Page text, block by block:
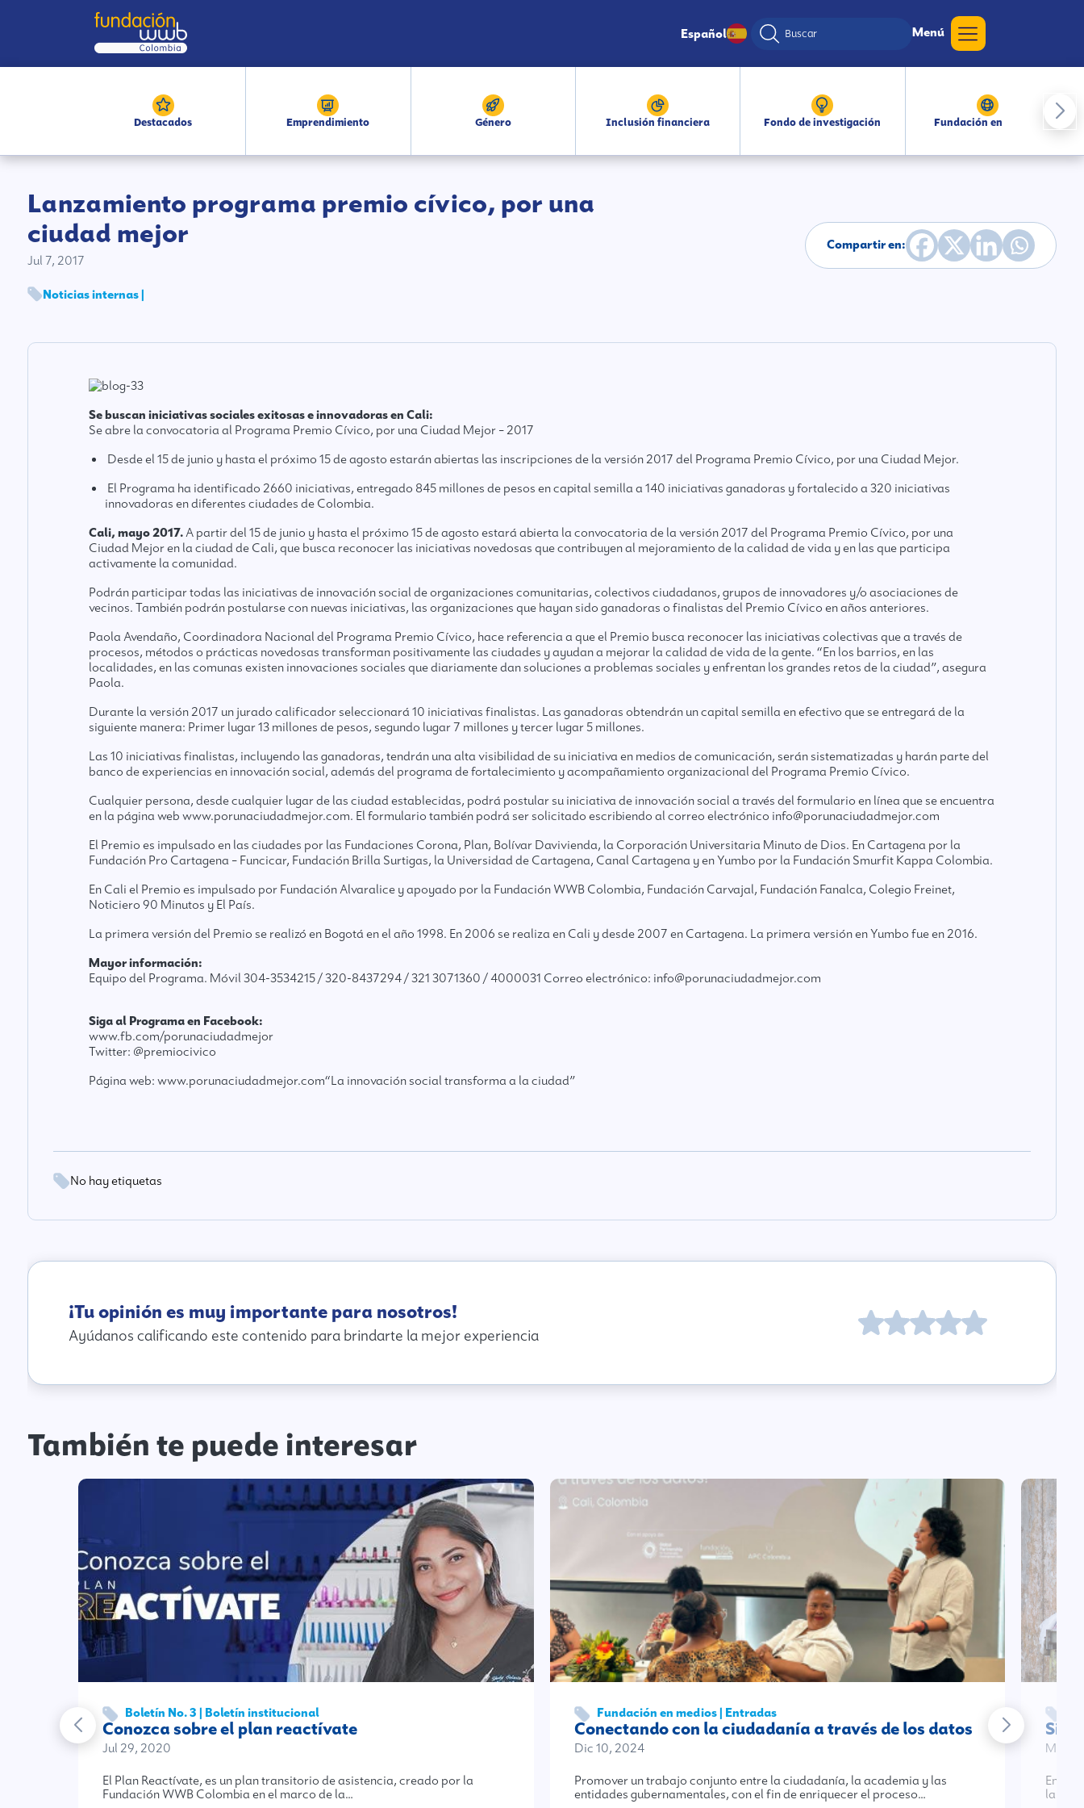
Español Menú
Destacados Emprendimiento Género Inclusión financiera Fondo de investigación Fundación en medios
Lanzamiento programa premio cívico, por una
ciudad mejor
Jul 7, 2017
Noticias internas |
Compartir en:
Se buscan iniciativas sociales exitosas e innovadoras en Cali:
Se abre la convocatoria al Programa Premio Cívico, por una Ciudad Mejor – 2017
Desde el 15 de junio y hasta el próximo 15 de agosto estarán abiertas las inscripciones de la versión 2017 del Programa Premio Cívico, por una Ciudad Mejor.
El Programa ha identificado 2660 iniciativas, entregado 845 millones de pesos en capital semilla a 140 iniciativas ganadoras y fortalecido a 320 iniciativas
innovadoras en diferentes ciudades de Colombia.
Cali, mayo 2017.A partir del 15 de junio y hasta el próximo 15 de agosto estará abierta la convocatoria de la versión 2017 del Programa Premio Cívico, por una
Ciudad Mejor en la ciudad de Cali, que busca reconocer las iniciativas novedosas que contribuyen al mejoramiento de la calidad de vida y en las que participa
activamente la comunidad.
Podrán participar todas las iniciativas de innovación social de organizaciones comunitarias, colectivos ciudadanos, grupos de innovadores y/o asociaciones de
vecinos. También podrán postularse con nuevas iniciativas, las organizaciones que hayan sido ganadoras o finalistas del Premio Cívico en años anteriores.
Paola Avendaño, Coordinadora Nacional del Programa Premio Cívico, hace referencia a que el Premio busca reconocer las iniciativas colectivas que a través de
procesos, métodos o prácticas novedosas transforman positivamente las ciudades y ayudan a mejorar la calidad de vida de la gente. “En los barrios, en las
localidades, en las comunas existen innovaciones sociales que diariamente dan soluciones a problemas sociales y enfrentan los grandes retos de la ciudad”, asegura
Paola.
Durante la versión 2017 un jurado calificador seleccionará 10 iniciativas finalistas. Las ganadoras obtendrán un capital semilla en efectivo que se entregará de la
siguiente manera: Primer lugar 13 millones de pesos, segundo lugar 7 millones y tercer lugar 5 millones.
Las 10 iniciativas finalistas, incluyendo las ganadoras, tendrán una alta visibilidad de su iniciativa en medios de comunicación, serán sistematizadas y harán parte del
banco de experiencias en innovación social, además del programa de fortalecimiento y acompañamiento organizacional del Programa Premio Cívico.
Cualquier persona, desde cualquier lugar de las ciudad establecidas, podrá postular su iniciativa de innovación social a través del formulario en línea que se encuentra
en la página web www.porunaciudadmejor.com. El formulario también podrá ser solicitado escribiendo al correo electrónico info@porunaciudadmejor.com
El Premio es impulsado en las ciudades por las Fundaciones Corona, Plan, Bolívar Davivienda, la Corporación Universitaria Minuto de Dios. En Cartagena por la
Fundación Pro Cartagena – Funcicar, Fundación Brilla Surtigas, la Universidad de Cartagena, Canal Cartagena y en Yumbo por la Fundación Smurfit Kappa Colombia.
En Cali el Premio es impulsado por Fundación Alvaralice y apoyado por la Fundación WWB Colombia, Fundación Carvajal, Fundación Fanalca, Colegio Freinet,
Noticiero 90 Minutos y El País.
La primera versión del Premio se realizó en Bogotá en el año 1998. En 2006 se realiza en Cali y desde 2007 en Cartagena. La primera versión en Yumbo fue en 2016.
Mayor información:
Equipo del Programa. Móvil 304-3534215 / 320-8437294 / 321 3071360 / 4000031 Correo electrónico: info@porunaciudadmejor.com
Siga al Programa en Facebook:
www.fb.com/porunaciudadmejor
Twitter: @premiocivico
Página web: www.porunaciudadmejor.com“La innovación social transforma a la ciudad”
No hay etiquetas
¡Tu opinión es muy importante para nosotros!
Ayúdanos calificando este contenido para brindarte la mejor experiencia
También te puede interesar
Boletín No. 3 | Boletín institucional
Conozca sobre el plan reactívate
Jul 29, 2020
El Plan Reactívate, es un plan transitorio de asistencia, creado por la
Fundación WWB Colombia en el marco de la…
Fundación en medios | Entradas
Conectando con la ciudadanía a través de los datos
Dic 10, 2024
Promover un trabajo conjunto entre la ciudadanía, la academia y las
entidades gubernamentales, con el fin de enriquecer el proceso…
Sin
May
En
la